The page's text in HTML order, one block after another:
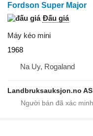
Fordson Super Major
Đấu giá
Máy kéo mini
1968
Na Uy, Rogaland
Landbruksauksjon.no AS